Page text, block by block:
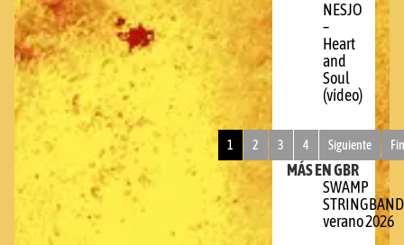
NESJO
–
Heart
and
Soul
(vídeo)
1 2 3 4 Siguiente
MÁS EN GBR
SWAMP
STRINGBAND
verano 2026